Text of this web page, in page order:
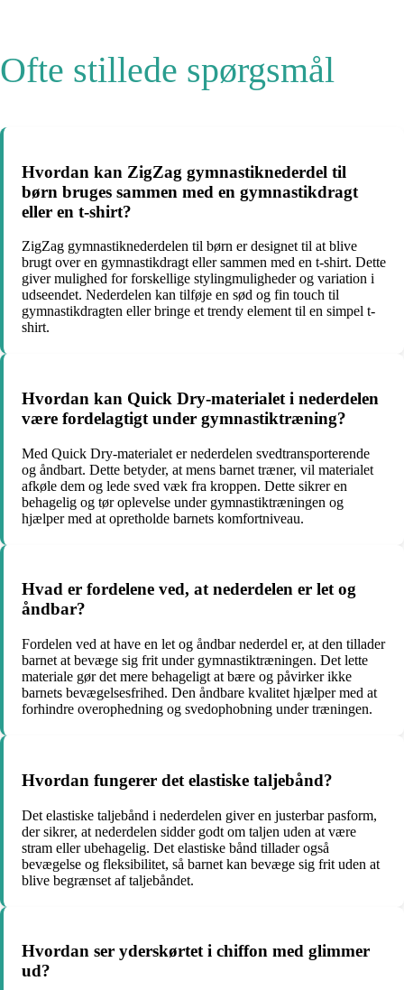
Ofte stillede spørgsmål
Hvordan kan ZigZag gymnastiknederdel til
børn bruges sammen med en gymnastikdragt
eller en t-shirt?
ZigZag gymnastiknederdelen til børn er designet til at blive
brugt over en gymnastikdragt eller sammen med en t-shirt. Dette
giver mulighed for forskellige stylingmuligheder og variation i
udseendet. Nederdelen kan tilføje en sød og fin touch til
gymnastikdragten eller bringe et trendy element til en simpel t-
shirt.
Hvordan kan Quick Dry-materialet i nederdelen
være fordelagtigt under gymnastiktræning?
Med Quick Dry-materialet er nederdelen svedtransporterende
og åndbart. Dette betyder, at mens barnet træner, vil materialet
afkøle dem og lede sved væk fra kroppen. Dette sikrer en
behagelig og tør oplevelse under gymnastiktræningen og
hjælper med at opretholde barnets komfortniveau.
Hvad er fordelene ved, at nederdelen er let og
åndbar?
Fordelen ved at have en let og åndbar nederdel er, at den tillader
barnet at bevæge sig frit under gymnastiktræningen. Det lette
materiale gør det mere behageligt at bære og påvirker ikke
barnets bevægelsesfrihed. Den åndbare kvalitet hjælper med at
forhindre overophedning og svedophobning under træningen.
Hvordan fungerer det elastiske taljebånd?
Det elastiske taljebånd i nederdelen giver en justerbar pasform,
der sikrer, at nederdelen sidder godt om taljen uden at være
stram eller ubehagelig. Det elastiske bånd tillader også
bevægelse og fleksibilitet, så barnet kan bevæge sig frit uden at
blive begrænset af taljebåndet.
Hvordan ser yderskørtet i chiffon med glimmer
ud?